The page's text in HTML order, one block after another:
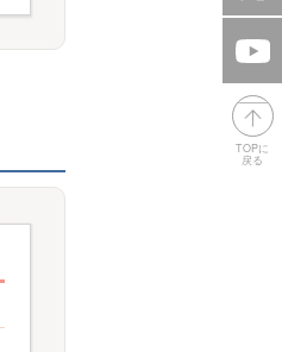
TOPに
戻る